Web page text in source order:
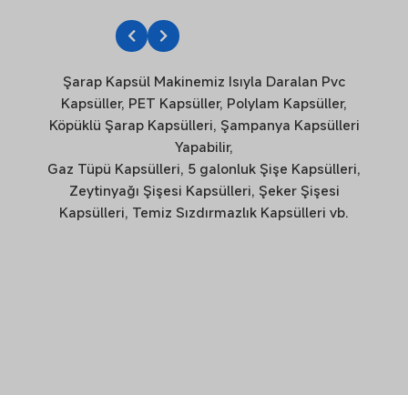
Şarap Kapsül Makinemiz Isıyla Daralan Pvc
Kapsüller, PET Kapsüller, Polylam Kapsüller,
Köpüklü Şarap Kapsülleri, Şampanya Kapsülleri
Yapabilir,
Gaz Tüpü Kapsülleri, 5 galonluk Şişe Kapsülleri,
Zeytinyağı Şişesi Kapsülleri, Şeker Şişesi
Kapsülleri, Temiz Sızdırmazlık Kapsülleri vb.